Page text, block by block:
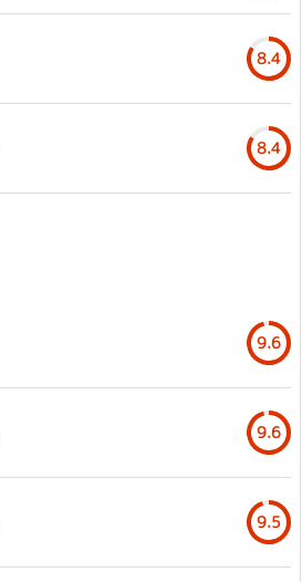
8.4
8.4
9.6
9.6
9.5